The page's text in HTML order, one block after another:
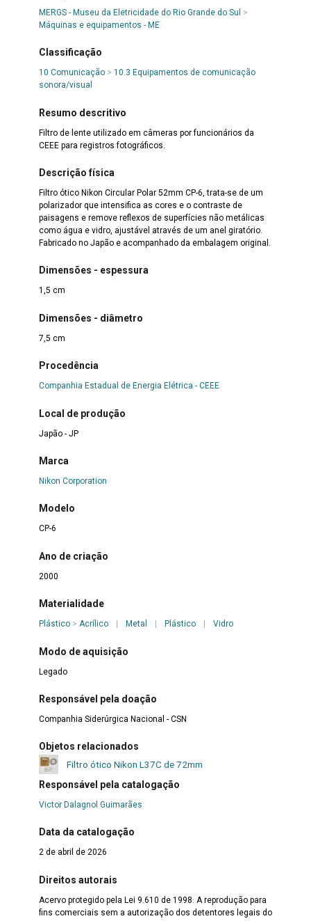
MERGS - Museu da Eletricidade do Rio Grande do Sul >
Máquinas e equipamentos - ME
Classificação
10 Comunicação> 10.3 Equipamentos de comunicação
sonora/visual
Resumo descritivo
Filtro de lente utilizado em câmeras por funcionários da
CEEE para registros fotográficos.
Descrição física
Filtro ótico Nikon Circular Polar 52mm CP-6, trata-se de um
polarizador que intensifica as cores e o contraste de
paisagens e remove reflexos de superfícies não metálicas
como água e vidro, ajustável através de um anel giratório.
Fabricado no Japão e acompanhado da embalagem original.
Dimensões - espessura
1,5 cm
Dimensões - diâmetro
7,5 cm
Procedência
Companhia Estadual de Energia Elétrica - CEEE
Local de produção
Japão - JP
Marca
Nikon Corporation
Modelo
CP-6
Ano de criação
2000
Materialidade
Plástico> Acrílico Metal Plástico Vidro
Modo de aquisição
Legado
Responsável pela doação
Companhia Siderúrgica Nacional - CSN
Objetos relacionados
Filtro ótico Nikon L37C de 72mm
Responsável pela catalogação
Victor Dalagnol Guimarães
Data da catalogação
2 de abril de 2026
Direitos autorais
Acervo protegido pela Lei 9.610 de 1998. A reprodução para
fins comerciais sem a autorização dos detentores legais do